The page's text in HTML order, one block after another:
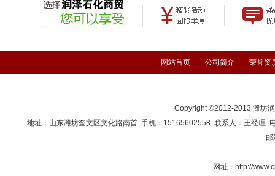
网站首页 公司简介 荣誉资
Copyright ©2012-2013 潍坊
地址：山东潍坊奎文区文化路南首 手机：15165602558 联系人：王经理
邮
网址： http://